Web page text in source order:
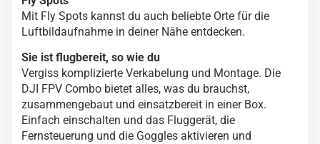
Mit Fly Spots kannst du auch beliebte Orte für die
Luftbildaufnahme in deiner Nähe entdecken.
Sie ist flugbereit, so wie du
Vergiss komplizierte Verkabelung und Montage. Die
DJI FPV Combo bietet alles, was du brauchst,
zusammengebaut und einsatzbereit in einer Box.
Einfach einschalten und das Fluggerät, die
Fernsteuerung und die Goggles aktivieren und